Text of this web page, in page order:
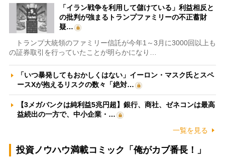
「イラン戦争を利用して儲けている」利益相反と
の批判が強まるトランプファミリーの不正蓄財
疑…
トランプ大統領のファミリー信託が今年1～3月に3000回以上も
の証券取引を行っていたことが明らかになり…
「いつ暴発してもおかしくはない」イーロン・マスク氏とスペ
ースXが抱えるリスクの数々「絶対…
【3メガバンクは純利益5兆円超】銀行、商社、ゼネコンは最高
益続出の一方で、中小企業・…
一覧を見る
投資ノウハウ満載コミック「俺がカブ番長！」